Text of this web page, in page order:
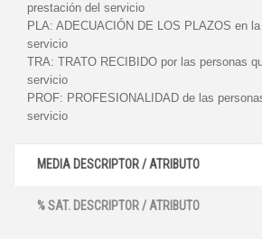
prestación del servicio
PLA: ADECUACIÓN DE LOS PLAZOS en la
servicio
TRA: TRATO RECIBIDO por las personas
servicio
PROF: PROFESIONALIDAD de las
servicio
MEDIA DESCRIPTOR / ATRIBUTO
% SAT. DESCRIPTOR / ATRIBUTO